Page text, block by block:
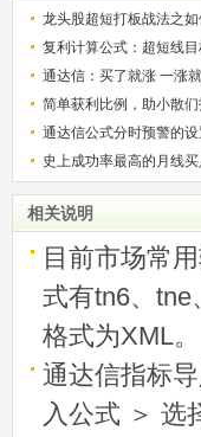
龙头股超短打板战法之
解）
复利计算公式：超短线
少？
通达信：买了就涨 一涨
简单获利比例，助小散
用
通达信公式分时预警的
史上成功率最高的月线
相关说明
目前市场常
式有tn6、tne
格式为XML。
通达信指标
入公式 ＞ 选